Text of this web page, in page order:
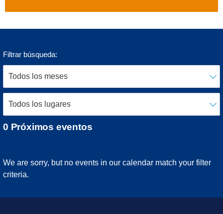
Filtrar búsqueda:
0 Próximos eventos
We are sorry, but no events in our calendar match your filter
criteria.